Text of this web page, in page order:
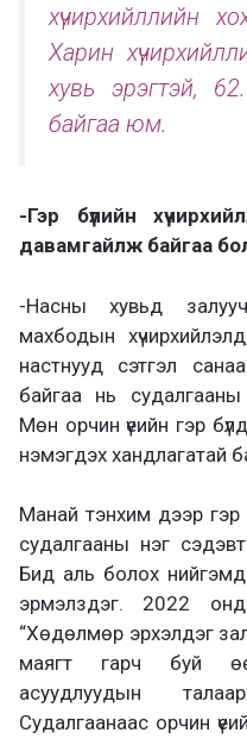
хүчирхийллийн
Харин
хувь эрэгтэй,
байгаа юм.
-Гэр бүлийн
давамгайлж байгаа
-Насны хувьд
махбодын
настнууд сэтгэл
байгаа нь судалгааны
Мөн орчин үеийн гэр бүлд
нэмэгдэх хандлагатай
Манай тэнхим дээр гэр
судалгааны нэг
Бид аль болох нийгэмд
эрмэлздэг. 2022 онд
“Хөдөлмөр эрхэлдэг
маягт гарч буй
асуудлуудын
Судалгаанаас орчин